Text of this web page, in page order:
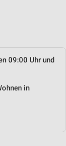
09:00 Uhr und
in